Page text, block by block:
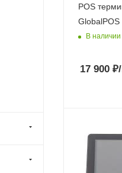
POS
В наличии
17 900 ₽